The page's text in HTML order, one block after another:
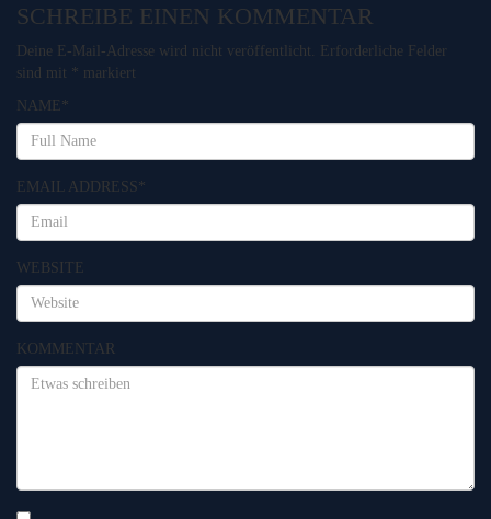
SCHREIBE EINEN KOMMENTAR
Deine E-Mail-Adresse wird nicht veröffentlicht.
Erforderliche Felder
sind mit * markiert
NAME *
EMAIL ADDRESS*
WEBSITE
KOMMENTAR